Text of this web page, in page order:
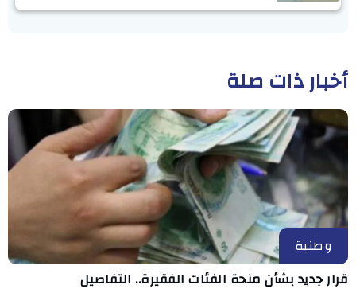
أخبار ذات صلة
وطنية
قرار جديد بشأن منحة الفئات الفقيرة.. التفاصيل